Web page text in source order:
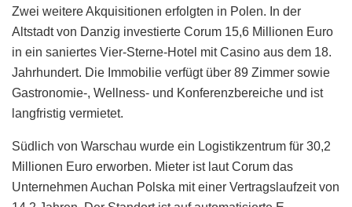
Zwei weitere Akquisitionen erfolgten in Polen. In der
Altstadt von Danzig investierte Corum 15,6 Millionen Euro
in ein saniertes Vier-Sterne-Hotel mit Casino aus dem 18.
Jahrhundert. Die Immobilie verfügt über 89 Zimmer sowie
Gastronomie-, Wellness- und Konferenzbereiche und ist
langfristig vermietet.
Südlich von Warschau wurde ein Logistikzentrum für 30,2
Millionen Euro erworben. Mieter ist laut Corum das
Unternehmen Auchan Polska mit einer Vertragslaufzeit von